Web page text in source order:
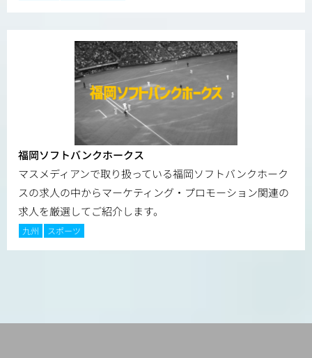
福岡ソフトバンクホークス
マスメディアンで取り扱っている福岡ソフトバンクホーク
スの求人の中からマーケティング・プロモーション関連の
求人を厳選してご紹介します。
九州 スポーツ